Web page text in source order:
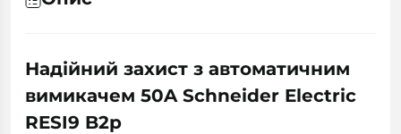
Надійний захист з автоматичним
вимикачем 50A Schneider Electric
RESI9 B2р